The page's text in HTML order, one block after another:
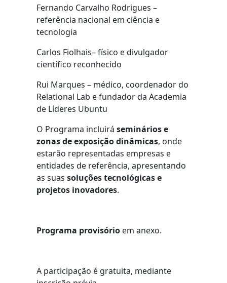
Fernando Carvalho Rodrigues –
referência nacional em ciência e
tecnologia
Carlos Fiolhais– físico e divulgador
científico reconhecido
Rui Marques – médico, coordenador do
Relational Lab e fundador da Academia
de Líderes Ubuntu
O Programa incluirá seminários e
zonas de exposição dinâmicas, onde
estarão representadas empresas e
entidades de referência, apresentando
as suas soluções tecnológicas e
projetos inovadores.
Programa provisório em anexo.
A participação é gratuita, mediante